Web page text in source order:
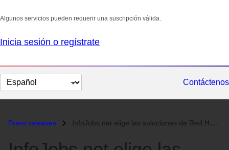
Algunos servicios pueden requerir una suscripción válida.
Inicia sesión o regístrate
Cambiar
el
Contáctenos
Press releases InfoJobs.net elige las soluciones de Red Hat y JBoss para su plataform...